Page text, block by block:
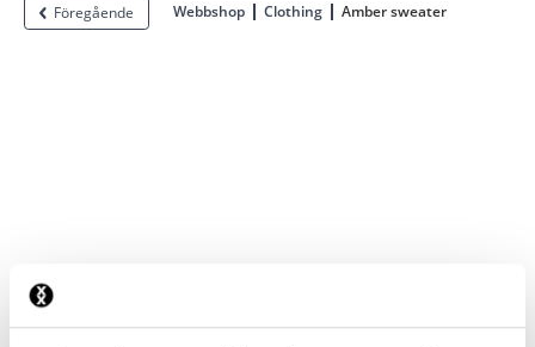
Föregående Webbshop Clothing Amber sweater